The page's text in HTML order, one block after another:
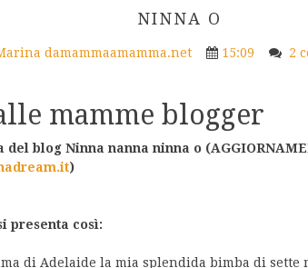
NINNA O
damammaamamma.net 15:09 2
mamme blogger
del blog Ninna nanna ninna o
)
presenta così:
di Adelaide la mia splendida bimba di